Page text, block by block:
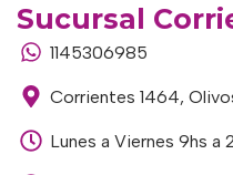
Sucursal
1145306985
Corrientes 1464,
Lunes a Viernes 9hs a